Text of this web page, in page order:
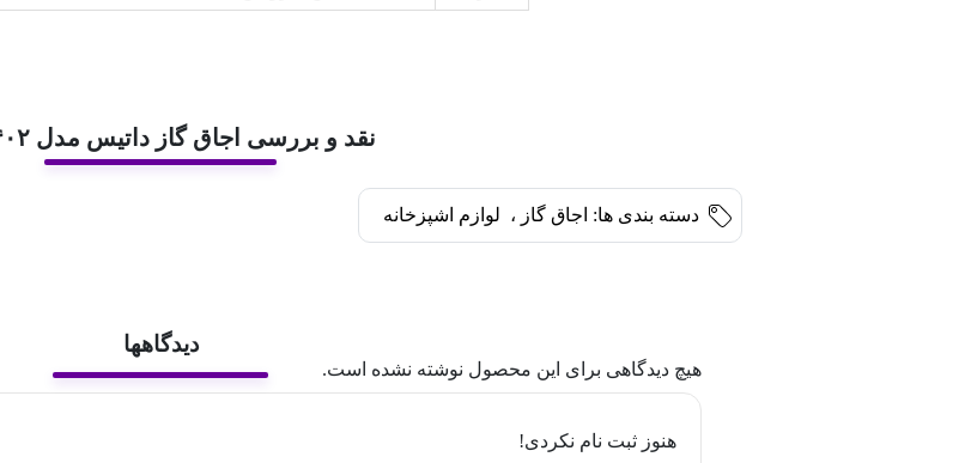
نقد و بررسی اجاق گاز داتیس مدل DG-۴۰۲
دسته بندی ها: اجاق گاز ، لوازم اشپزخانه
دیدگاهها
هیچ دیدگاهی برای این محصول نوشته نشده است.
هنوز ثبت نام نکردی!